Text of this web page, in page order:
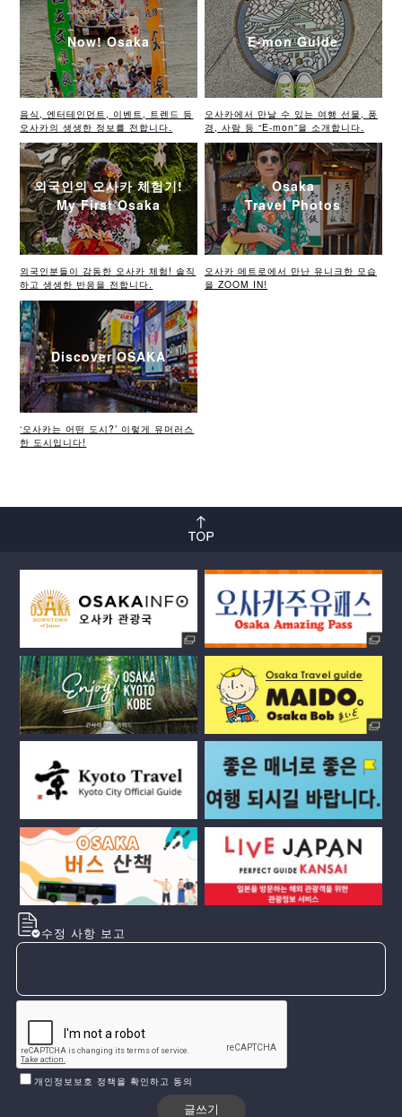
Now! Osaka
음식, 엔터테인먼트, 이벤트, 트렌드 등
오사카의 생생한 정보를 전합니다.
E-mon Guide
오사카에서 만날 수 있는 여행 선물, 풍
경, 사람 등 “E-mon”을 소개합니다.
외국인의 오사카 체험기!
My First Osaka
외국인분들이 감동한 오사카 체험! 솔직
하고 생생한 반응을 전합니다.
Osaka
Travel Photos
오사카 메트로에서 만난 유니크한 모습
을 ZOOM IN!
Discover OSAKA
‘오사카는 어떤 도시?’ 이렇게 유머러스
한 도시입니다!
수정 사항 보고
개인정보보호 정책을 확인하고 동의